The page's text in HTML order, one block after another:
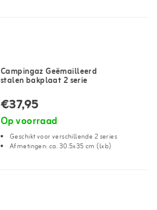
Campingaz Geëmailleerd
stalen bakplaat 2 serie
€37,95
Op voorraad
Geschikt voor verschillende 2 series
Afmetingen: ca. 30.5x35 cm (lxb)